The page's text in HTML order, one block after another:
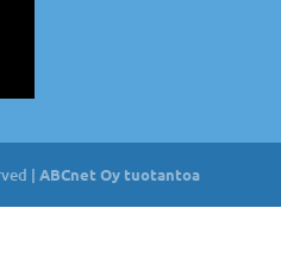
|ABCnet Oy tuotantoa